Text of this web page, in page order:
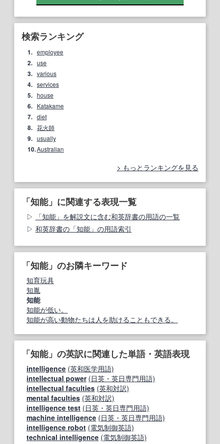
検索ランキング
1. employee
2. use
3. various
4. services
5. house
6. Katakame
7. diet
8. 花火師
9. usually
10.Australian
もっとランキングを見る
「知能」に関連する表現一覧
「知能」を解説文に含む和英辞書の用語の一覧
和英辞書の「知能」の用語索引
「知能」のお隣キーワード
知育玩具
知胤
知能
知能が低い。
知能が高い動物たちは人を助けることもできる。
「知能」の英訳に関連した単語・英語表現
intelligence (英和医学用語)
intellectual power (日英・英日専門用語)
intellectual faculties (英和対訳)
mental faculties (英和対訳)
intelligence test (日英・英日専門用語)
machine intelligence (日英・英日専門用語)
intelligence robot (電気制御英語)
technical intelligence (電気制御英語)